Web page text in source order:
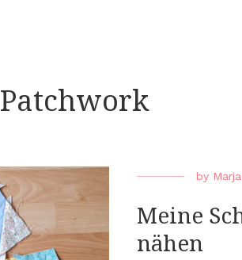
Patchwork
by
Meine
nähen